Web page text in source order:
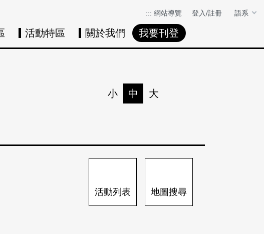
::: 網站導覽 登入/註冊 語系
活動特區 關於我們 我要刊登
小 中 大
活動列表 地圖搜尋